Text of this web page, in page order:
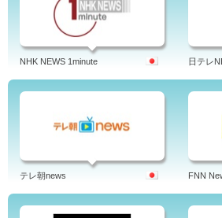
NHK NEWS 1minute 日テレ
テレ朝news FNN